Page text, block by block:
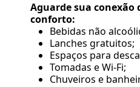
Aguarde sua conexão
conforto:
Bebidas não
Lanches gratuitos;
Espaços para
Tomadas e Wi-Fi;
Chuveiros e